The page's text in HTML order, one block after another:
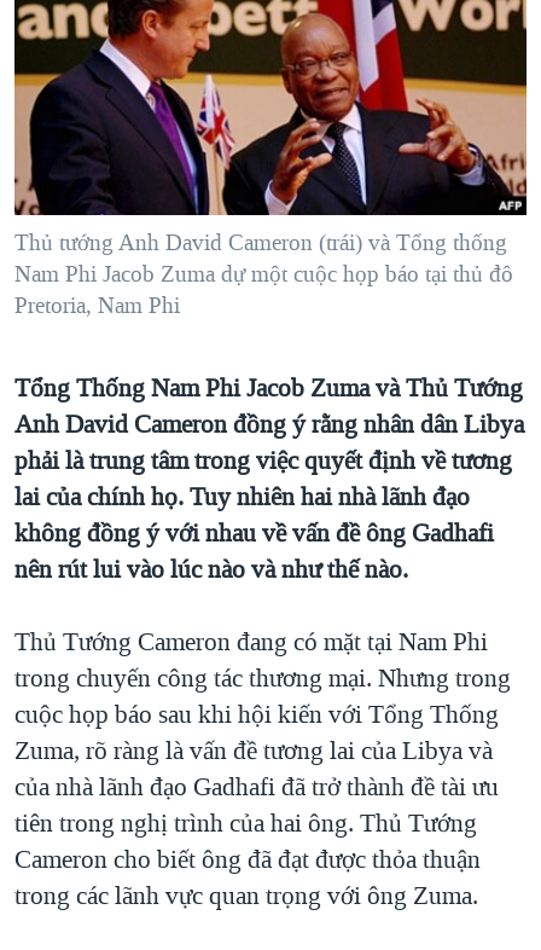
"Tìm"NGƯỜI VIỆT HẢI NGOẠI
ĐỜI SỐNG
KINH TẾ
KHOA HỌC
SỨC KHOẺ
VĂN HOÁ
THỂ THAO
TẠI
HÀNH TRÌNH BẦU CỬ 2024
MỘT NĂM CHIẾN TRANH TẠI DẢI GAZA
GIẢI MÃ VÀNH ĐAI & CON ĐƯỜNG
NGÀY TỊ NẠN THẾ GIỚI
GROUND ZERO – XƯA VÀ NAY
CHI PHÍ CHIẾN TRANH AFGHANISTAN
THƯỢNG ĐỈNH TRUMP-KIM TẠI VIỆT NAM
TRỊNH VĨNH BÌNH VS. CHÍNH PHỦ VIỆT NAM
NGƯ DÂN VIỆT VÀ LÀN SÓNG TRỘM HẢI SÂM
BÊN KIA QUỐC LỘ: TIẾNG VỌNG TỪ NÔNG THÔN MỸ
QUAN HỆ VIỆT MỸ
VIDEO
NGHE
MẠNG XÃ HỘI
Ngôn ngữ khác
Thủ tướng Anh David Cameron (trái) và Tổng thống
Nam Phi Jacob Zuma dự một cuộc họp báo tại thủ đô
Pretoria, Nam Phi
Tổng Thống Nam Phi Jacob Zuma và Thủ Tướng
Anh David Cameron đồng ý rằng nhân dân Libya
phải là trung tâm trong việc quyết định về tương
lai của chính họ. Tuy nhiên hai nhà lãnh đạo
không đồng ý với nhau về vấn đề ông Gadhafi
nên rút lui vào lúc nào và như thế nào.
Thủ Tướng Cameron đang có mặt tại Nam Phi
trong chuyến công tác thương mại. Nhưng trong
cuộc họp báo sau khi hội kiến với Tổng Thống
Zuma, rõ ràng là vấn đề tương lai của Libya và
của nhà lãnh đạo Gadhafi đã trở thành đề tài ưu
tiên trong nghị trình của hai ông. Thủ Tướng
Cameron cho biết ông đã đạt được thỏa thuận
trong các lãnh vực quan trọng với ông Zuma.